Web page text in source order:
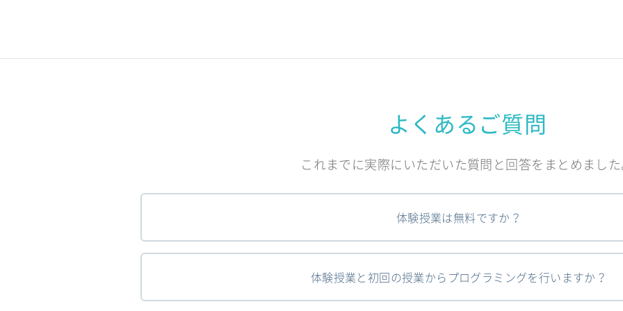
よくあるご質問
これまでに実際にいただいた質問と回答をまとめまし
体験授業は無料ですか？
体験授業と初回の授業からプログラミングを行いますか？